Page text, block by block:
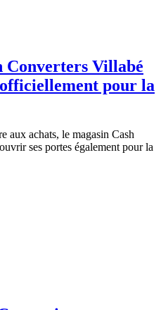
Converters Villabé
pour la
aux achats, le magasin Cash
ses portes également pour la